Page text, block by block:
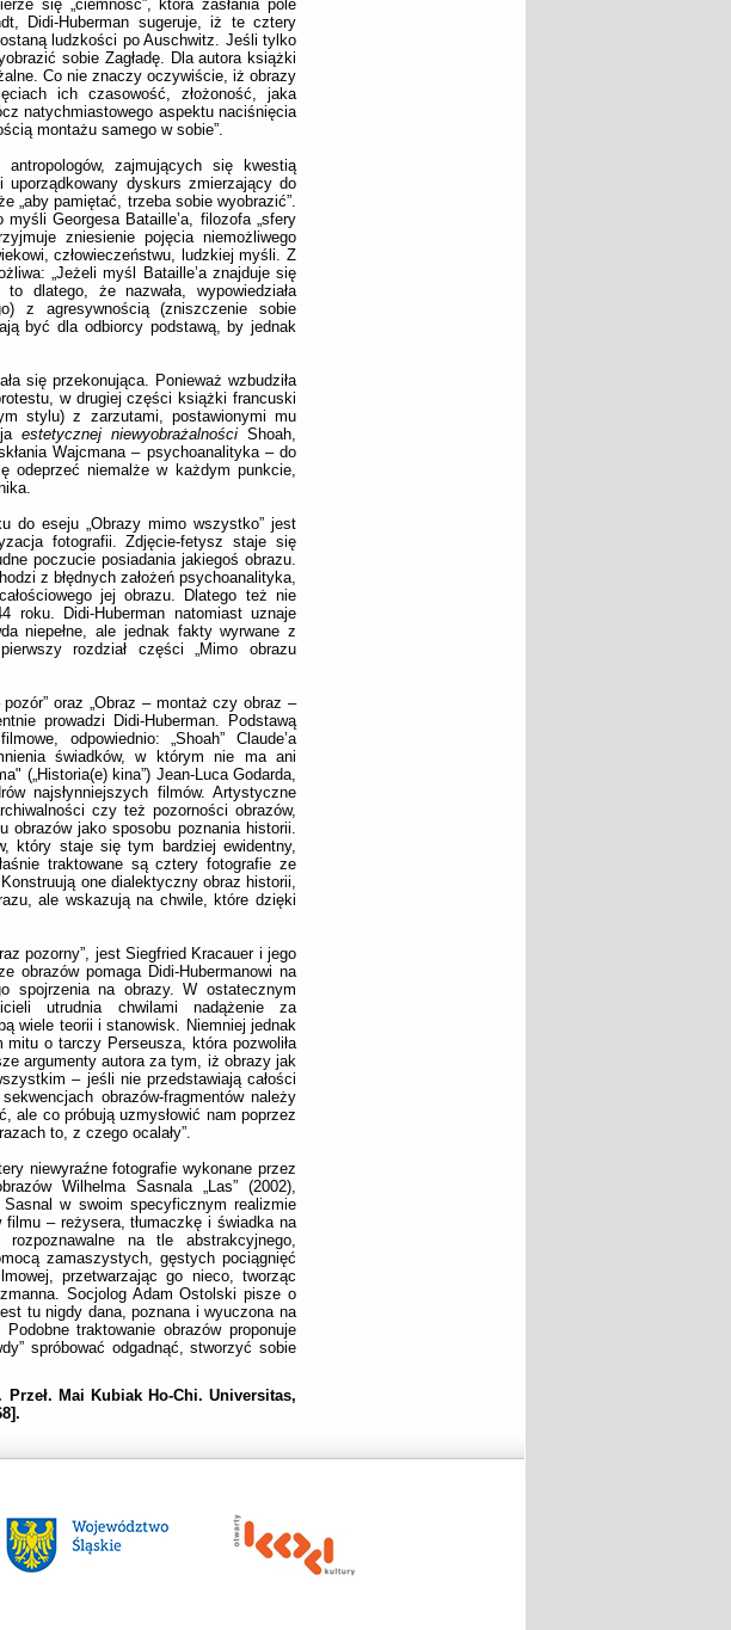
się „ciemność”, która zasłania pole
Didi-Huberman sugeruje, iż te cztery
ludzkości po Auschwitz. Jeśli tylko
sobie Zagładę. Dla autora książki
Co nie znaczy oczywiście, iż obrazy
ich czasowość, złożoność, jaka
natychmiastowego aspektu naciśnięcia
montażu samego w sobie”.
antropologów, zajmujących się kwestią
uporządkowany dyskurs zmierzający do
„aby pamiętać, trzeba sobie wyobrazić”.
Georgesa Bataille’a, filozofa „sfery
zniesienie pojęcia niemożliwego
człowieczeństwu, ludzkiej myśli. Z
„Jeżeli myśl Bataille’a znajduje się
to dlatego, że nazwała, wypowiedziała
z agresywnością (zniszczenie sobie
być dla odbiorcy podstawą, by jednak
się przekonująca. Ponieważ wzbudziła
w drugiej części książki francuski
stylu) z zarzutami, postawionymi mu
estetycznej niewyobrażalnościShoah,
Wajcmana – psychoanalityka – do
odeprzeć niemalże w każdym punkcie,
do eseju „Obrazy mimo wszystko” jest
fotografii. Zdjęcie-fetysz staje się
poczucie posiadania jakiegoś obrazu.
z błędnych założeń psychoanalityka,
jej obrazu. Dlatego też nie
roku. Didi-Huberman natomiast uznaje
niepełne, ale jednak fakty wyrwane z
rozdział części „Mimo obrazu
oraz „Obraz – montaż czy obraz –
prowadzi Didi-Huberman. Podstawą
odpowiednio: „Shoah” Claude’a
świadków, w którym nie ma ani
(„Historia(e) kina”) Jean-Luca Godarda,
najsłynniejszych filmów. Artystyczne
czy też pozorności obrazów,
obrazów jako sposobu poznania historii.
który staje się tym bardziej ewidentny,
traktowane są cztery fotografie ze
one dialektyczny obraz historii,
ale wskazują na chwile, które dzięki
pozorny”, jest Siegfried Kracauer i jego
obrazów pomaga Didi-Hubermanowi na
spojrzenia na obrazy. W ostatecznym
utrudnia chwilami nadążenie za
wiele teorii i stanowisk. Niemniej jednak
mitu o tarczy Perseusza, która pozwoliła
argumenty autora za tym, iż obrazy jak
– jeśli nie przedstawiają całości
obrazów-fragmentów należy
ale co próbują uzmysłowić nam poprzez
to, z czego ocalały”.
niewyraźne fotografie wykonane przez
Wilhelma Sasnala „Las” (2002),
w swoim specyficznym realizmie
– reżysera, tłumaczkę i świadka na
na tle abstrakcyjnego,
zamaszystych, gęstych pociągnięć
przetwarzając go nieco, tworząc
Socjolog Adam Ostolski pisze o
tu nigdy dana, poznana i wyuczona na
traktowanie obrazów proponuje
spróbować odgadnąć, stworzyć sobie
Mai Kubiak Ho-Chi. Universitas,